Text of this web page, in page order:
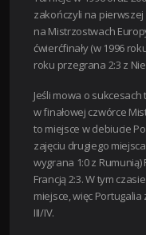
zakończyli na
na Mistrzostwach
ćwierćfinały (w 1996
roku przegrana 2:3 z
Jeśli mowa o
w finałowej czwórce
to miejsce w debiucie
zajęciu drugiego
wygrana 1:0 z
Francją 2:3. W tym
miejsce, więc
III/IV.